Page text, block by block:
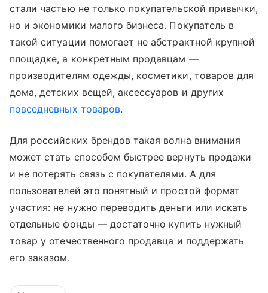
стали частью не только покупательской привычки,
но и экономики малого бизнеса. Покупатель в
такой ситуации помогает не абстрактной крупной
площадке, а конкретным продавцам —
производителям одежды, косметики, товаров для
дома, детских вещей, аксессуаров и других
повседневных товаров.
Для российских брендов такая волна внимания
может стать способом быстрее вернуть продажи
и не потерять связь с покупателями. А для
пользователей это понятный и простой формат
участия: не нужно переводить деньги или искать
отдельные фонды — достаточно купить нужный
товар у отечественного продавца и поддержать
его заказом.